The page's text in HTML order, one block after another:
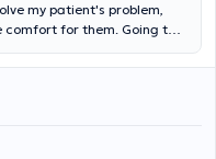
my patient's problem,
comfort for them. Going to
comfortable and is not
what needs to be done to
to ask me your
you with great